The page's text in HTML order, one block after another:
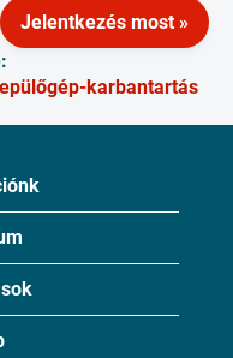
Jelentkezés most »
karbantartás